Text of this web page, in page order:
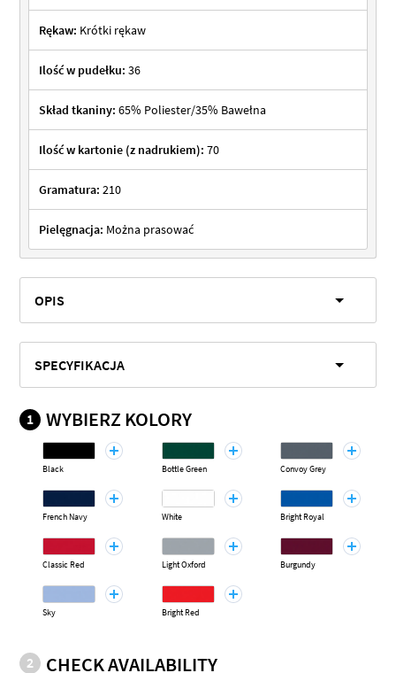
Rękaw: Krótki rękaw
Ilość w pudełku: 36
Skład tkaniny: 65% Poliester/35% Bawełna
Ilość w kartonie (z nadrukiem): 70
Gramatura: 210
Pielęgnacja: Można prasować
OPIS
SPECYFIKACJA
1 WYBIERZ KOLORY
Black Bottle Green Convoy Grey
French Navy White Bright Royal
Classic Red Light Oxford Burgundy
Sky Bright Red
2 CHECK AVAILABILITY